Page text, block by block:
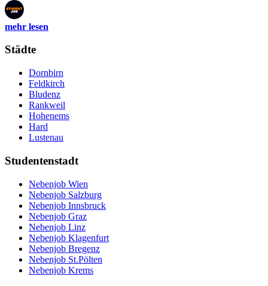
mehr lesen
Städte
Dornbirn
Feldkirch
Bludenz
Rankweil
Hohenems
Hard
Lustenau
Studentenstadt
Nebenjob Wien
Nebenjob Salzburg
Nebenjob Innsbruck
Nebenjob Graz
Nebenjob Linz
Nebenjob Klagenfurt
Nebenjob Bregenz
Nebenjob St.Pölten
Nebenjob Krems